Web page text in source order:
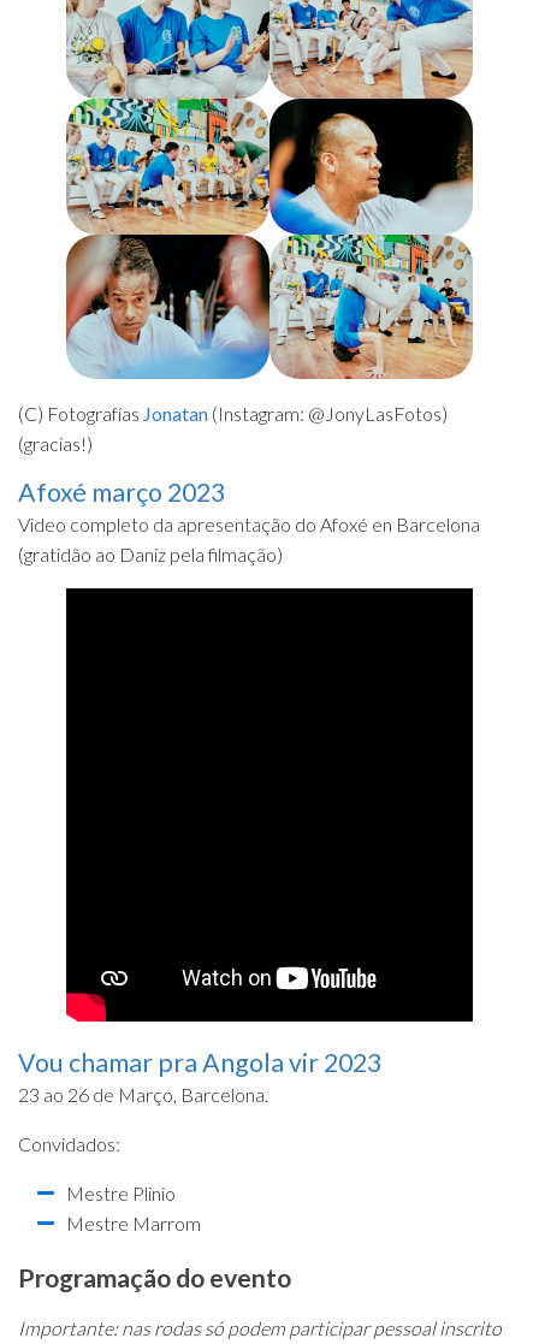
(C) Fotografías Jonatan (Instagram: @JonyLasFotos)
(gracias!)
Afoxé março 2023
Video completo da apresentação do Afoxé en Barcelona
(gratidão ao Daniz pela filmação)
Vou chamar pra Angola vir 2023
23 ao 26 de Março, Barcelona.
Convidados:
Mestre Plinio
Mestre Marrom
Programação do evento
Importante: nas rodas só podem participar pessoal inscrito